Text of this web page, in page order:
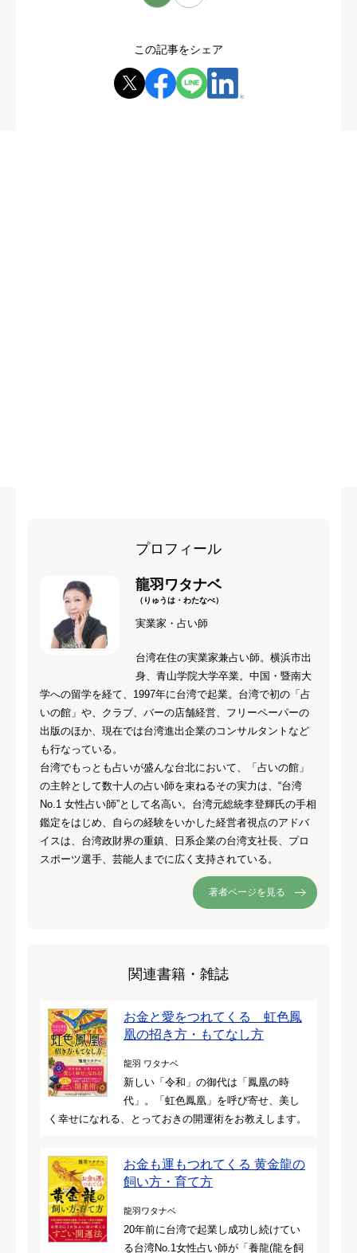
この記事をシェア
プロフィール
龍羽ワタナベ
（りゅうは・わたなべ）
実業家・占い師
台湾在住の実業家兼占い師。横浜市出
身、青山学院大学卒業。中国・暨南大
学への留学を経て、1997年に台湾で起業。台湾で初の「占
いの館」や、クラブ、バーの店舗経営、フリーペーパーの
出版のほか、現在では台湾進出企業のコンサルタントなど
も行なっている。
台湾でもっとも占いが盛んな台北において、「占いの館」
の主幹として数十人の占い師を束ねるその実力は、“台湾
No.1 女性占い師”として名高い。台湾元総統李登輝氏の手相
鑑定をはじめ、自らの経験をいかした経営者視点のアドバ
イスは、台湾政財界の重鎮、日系企業の台湾支社長、プロ
スポーツ選手、芸能人までに広く支持されている。
著者ページを見る
関連書籍・雑誌
お金と愛をつれてくる 虹色鳳
凰の招き方・もてなし方
龍羽 ワタナベ
新しい「令和」の御代は「鳳凰の時
代」。「虹色鳳凰」を呼び寄せ、美し
く幸せになれる、とっておきの開運術をお教えします。
お金も運もつれてくる 黄金龍の
飼い方・育て方
龍羽ワタナベ
20年前に台湾で起業し成功し続けてい
る台湾No.1女性占い師が「養龍(龍を飼